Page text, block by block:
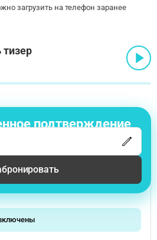
загрузить на телефон заранее
подтверждение